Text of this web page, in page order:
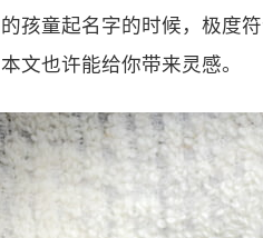
孩童起名字的时候，极度
文也许能给你带来灵感。